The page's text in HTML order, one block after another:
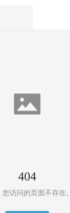
404
您访问的页面不存在。